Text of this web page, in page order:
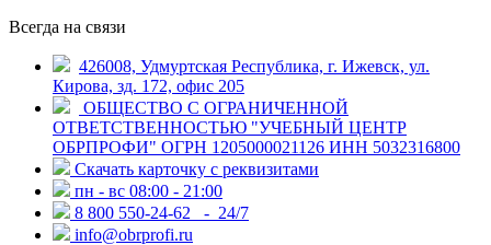
Всегда на связи
426008, Удмуртская Республика, г. Ижевск, ул.
Кирова, зд. 172, офис 205
ОБЩЕСТВО С ОГРАНИЧЕННОЙ
ОТВЕТСТВЕННОСТЬЮ "УЧЕБНЫЙ ЦЕНТР
ОБРПРОФИ" ОГРН 1205000021126 ИНН 5032316800
Скачать карточку с реквизитами
пн - вс 08:00 - 21:00
8 800 550-24-62
- 24/7
info@obrprofi.ru